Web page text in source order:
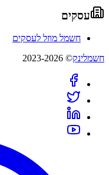
עסקים
חשמל מוזל לעסקים
חשמלינק© 2023-2026